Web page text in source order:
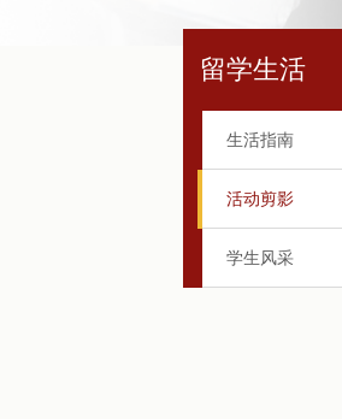
留学生活
生活指南
活动剪影
学生风采